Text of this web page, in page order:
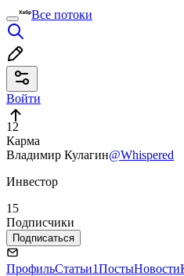
Все потоки
Войти
12
Карма
Владимир Кулагин@Whispered
Инвестор
15
Подписчики
Подписаться
ПрофильСтатьи1ПостыНовости